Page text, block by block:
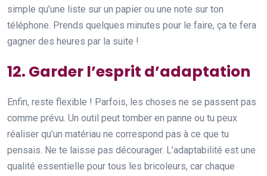
simple qu’une liste sur un papier ou une note sur ton
téléphone. Prends quelques minutes pour le faire, ça te fera
gagner des heures par la suite !
12. Garder l’esprit d’adaptation
Enfin, reste flexible ! Parfois, les choses ne se passent pas
comme prévu. Un outil peut tomber en panne ou tu peux
réaliser qu’un matériau ne correspond pas à ce que tu
pensais. Ne te laisse pas décourager. L’adaptabilité est une
qualité essentielle pour tous les bricoleurs, car chaque